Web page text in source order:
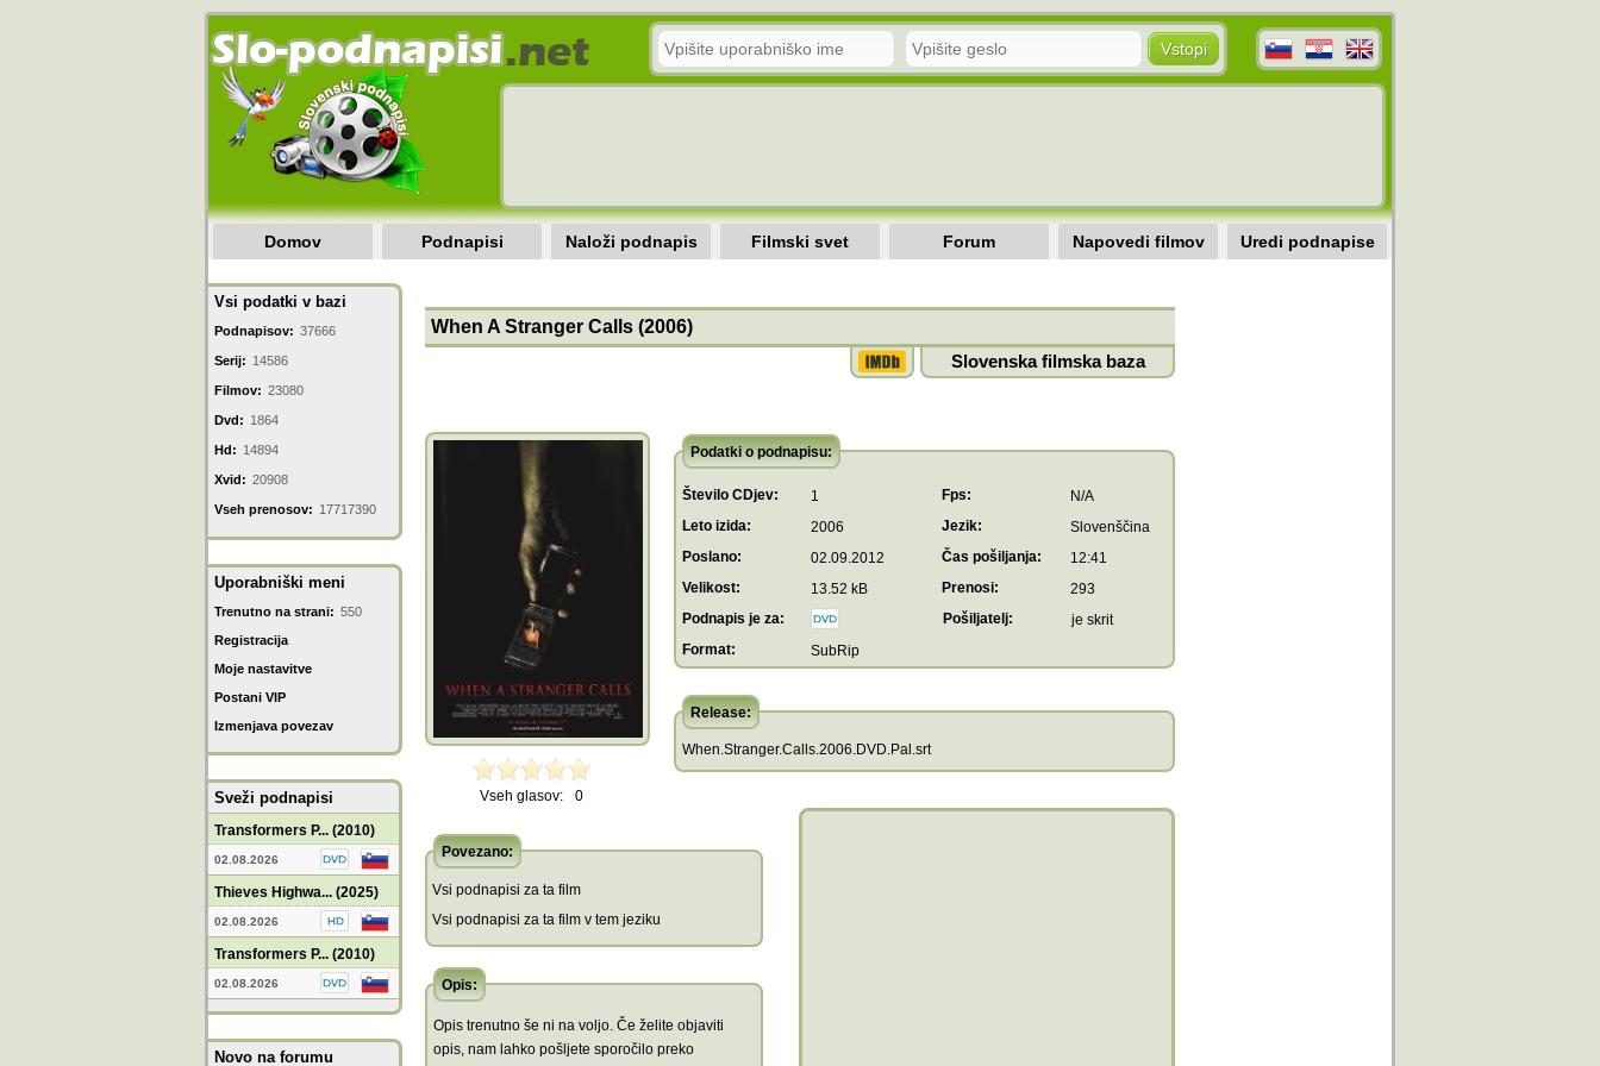
Domov Podnapisi Naloži podnapis Filmski svet Forum Napovedi filmov Uredi podnapise
Vsi podatki v bazi
Podnapisov: 37666
Serij: 14586
Filmov: 23080
Dvd: 1864
Hd: 14894
Xvid: 20908
Vseh prenosov: 17717390
Uporabniški meni
Trenutno na strani: 550
Registracija
Moje nastavitve
Postani VIP
Izmenjava povezav
Sveži podnapisi
Transformers P... (2010)
02.08.2026
Thieves Highwa... (2025)
02.08.2026
Transformers P... (2010)
02.08.2026
Novo na forumu
When A Stranger Calls (2006)
Slovenska filmska baza
Vseh glasov: 0
Podatki o podnapisu:
Število CDjev: 1 Fps:
N/A
Leto izida:
2006 Jezik:
Slovenščina
Poslano:
02.09.2012 Čas pošiljanja:
12:41
Velikost:
13.52 kB Prenosi:
293
Podnapis je za:
Pošiljatelj:
je skrit
Format:
SubRip
Release:
When.Stranger.Calls.2006.DVD.Pal.srt
Povezano:
Vsi podnapisi za ta film
Vsi podnapisi za ta film v tem jeziku
Opis:
Opis trenutno še ni na voljo. Če želite objaviti
opis, nam lahko pošljete sporočilo preko